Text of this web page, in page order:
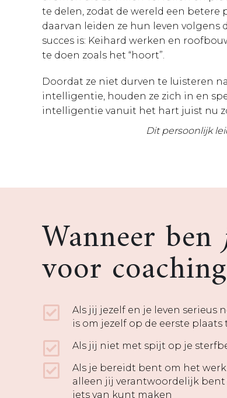
te delen, zodat de wereld een betere
daarvan leiden ze hun leven volgens
succes is: Keihard werken en
te doen zoals het “hoort”.
Doordat ze niet durven te luisteren
intelligentie, houden ze zich in en
intelligentie vanuit het hart juist nu
Dit persoonlijk
Wanneer ben
voor
Als jij jezelf en je leven serieus
is om jezelf op de eerste plaats
Als jij niet met spijt op je
Als je bereidt bent om het
alleen jij verantwoordelijk bent
iets van kunt maken